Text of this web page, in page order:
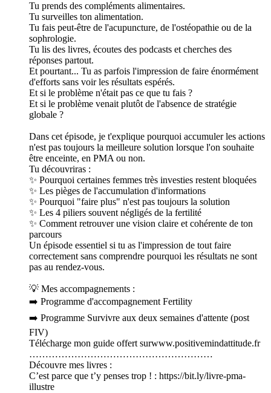
Tu prends des compléments alimentaires.
Tu surveilles ton alimentation.
Tu fais peut-être de l'acupuncture, de l'ostéopathie ou de la
sophrologie.
Tu lis des livres, écoutes des podcasts et cherches des
réponses partout.
Et pourtant... Tu as parfois l'impression de faire énormément
d'efforts sans voir les résultats espérés.
Et si le problème n'était pas ce que tu fais ?
Et si le problème venait plutôt de l'absence de stratégie
globale ?
Dans cet épisode, je t'explique pourquoi accumuler les actions
n'est pas toujours la meilleure solution lorsque l'on souhaite
être enceinte, en PMA ou non.
Tu découvriras :
✨ Pourquoi certaines femmes très investies restent bloquées
✨ Les pièges de l'accumulation d'informations
✨ Pourquoi "faire plus" n'est pas toujours la solution
✨ Les 4 piliers souvent négligés de la fertilité
✨ Comment retrouver une vision claire et cohérente de ton
parcours
Un épisode essentiel si tu as l'impression de tout faire
correctement sans comprendre pourquoi les résultats ne sont
pas au rendez-vous.
💡 Mes accompagnements :
➡️ Programme d'accompagnement Fertility
➡️ Programme Survivre aux deux semaines d'attente (post
FIV)
Télécharge mon guide offert surwww.positivemindattitude.fr
…………………………………………………
Découvre mes livres :
C’est parce que t’y penses trop ! : https://bit.ly/livre-pma-
illustre